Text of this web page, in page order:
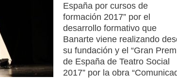
España por cursos de
formación 2017” por el
desarrollo formativo que
Banarte viene realizando
su fundación y el “Gran
de España de Teatro Social
2017” por la obra